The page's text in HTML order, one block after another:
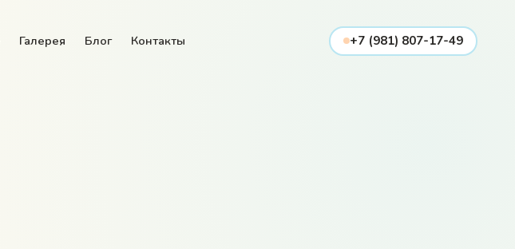
Галерея Блог Контакты +7 (981) 807-17-49